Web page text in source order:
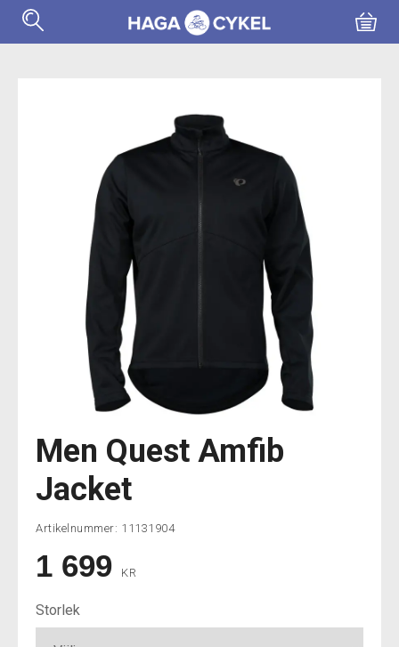
Men Quest Amfib
Jacket
Artikelnummer: 11131904
1 699 KR
Storlek